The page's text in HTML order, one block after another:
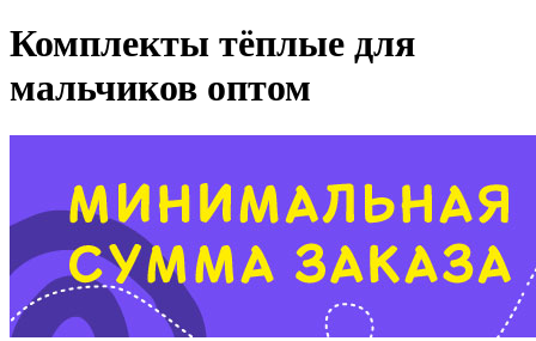
Комплекты тёплые для
мальчиков оптом